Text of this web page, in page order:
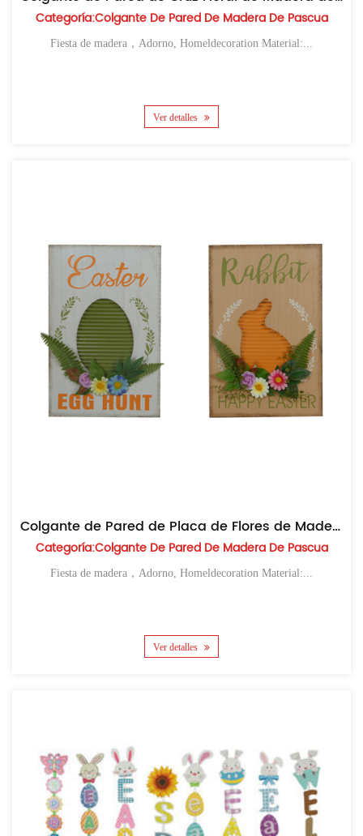
Categoría:Colgante De Pared De Madera De Pascua
Fiesta de madera，Adorno, Homeldecoration Material:...
Ver detalles
Colgante de Pared de Placa de Flores de Madera de Pascua
Categoría:Colgante De Pared De Madera De Pascua
Fiesta de madera，Adorno, Homeldecoration Material:...
Ver detalles